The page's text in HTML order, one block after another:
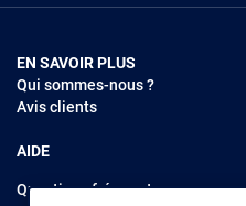
EN SAVOIR PLUS
Qui sommes-nous ?
Avis clients
AIDE
Questions fréquentes